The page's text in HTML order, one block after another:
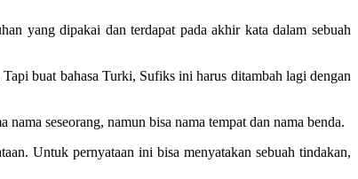
yang dipakai dan terdapat pada akhir kata dalam sebuah
buat bahasa Turki, Sufiks ini harus ditambah lagi dengan
seseorang, namun bisa nama tempat dan nama benda.
Untuk pernyataan ini bisa menyatakan sebuah tindakan,